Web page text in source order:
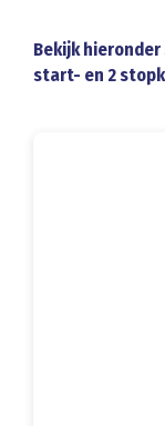
Bekijk
start- en 2